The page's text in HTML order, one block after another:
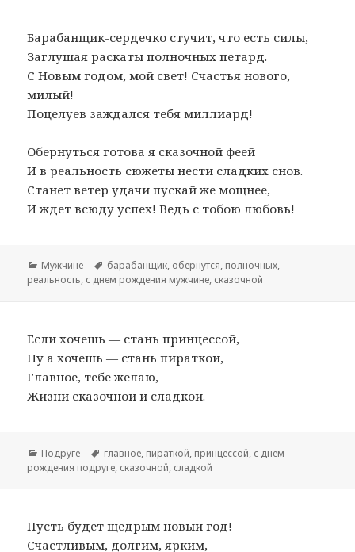
Барабанщик-сердечко стучит, что есть силы,
Заглушая раскаты полночных петард.
С Новым годом, мой свет! Счастья нового,
милый!
Поцелуев заждался тебя миллиард!
Обернуться готова я сказочной феей
И в реальность сюжеты нести сладких снов.
Станет ветер удачи пускай же мощнее,
И ждет всюду успех! Ведь с тобою любовь!
Рубрики
Мужчине Метки
барабанщик, обернутся, полночных,
реальность, с днем рождения мужчине, сказочной
Если хочешь — стань принцессой,
Ну а хочешь — стань пираткой,
Главное, тебе желаю,
Жизни сказочной и сладкой.
Рубрики
Подруге Метки
главное, пираткой, принцессой, с днем
рождения подруге, сказочной, сладкой
Пусть будет щедрым новый год!
Счастливым, долгим, ярким,